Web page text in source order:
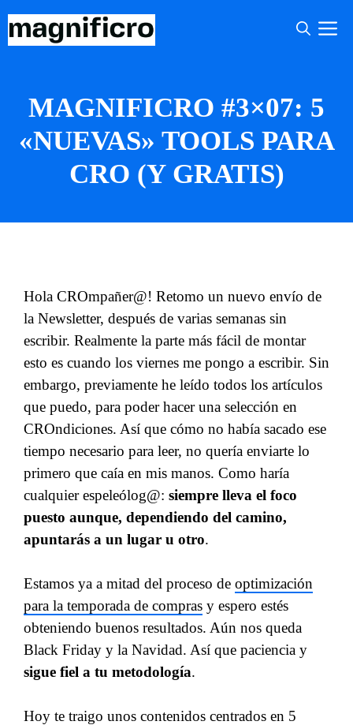
MAGNIFICRO #3×07: 5
«NUEVAS» TOOLS PARA
CRO (Y GRATIS)
Hola CROmpañer@! Retomo un nuevo envío de
la Newsletter, después de varias semanas sin
escribir. Realmente la parte más fácil de montar
esto es cuando los viernes me pongo a escribir. Sin
embargo, previamente he leído todos los artículos
que puedo, para poder hacer una selección en
CROndiciones. Así que cómo no había sacado ese
tiempo necesario para leer, no quería enviarte lo
primero que caía en mis manos. Como haría
cualquier espeleólog@: siempre lleva el foco
puesto aunque, dependiendo del camino,
apuntarás a un lugar u otro.
Estamos ya a mitad del proceso de optimización
para la temporada de compras y espero estés
obteniendo buenos resultados. Aún nos queda
Black Friday y la Navidad. Así que paciencia y
sigue fiel a tu metodología.
Hoy te traigo unos contenidos centrados en 5